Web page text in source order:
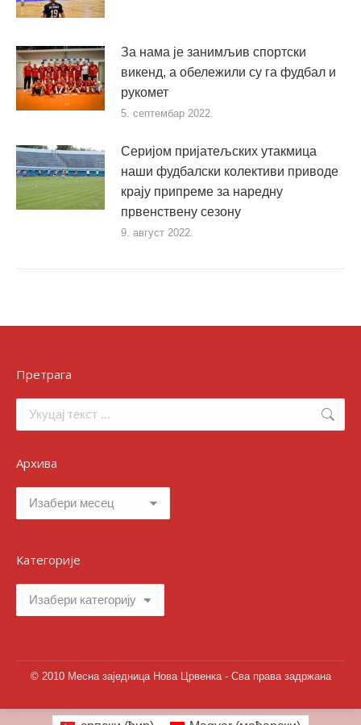
За нама је занимљив спортски
викенд, а обележили су га фудбал и
рукомет
5. септембар 2022.
Серијом пријатељских утакмица
наши фудбалски колективи приводе
крају припреме за наредну
првенствену сезону
9. август 2022.
Претрага
Архива
Категорије
© 2010 Месна заједница Нова Црвенка - Сва права задржана